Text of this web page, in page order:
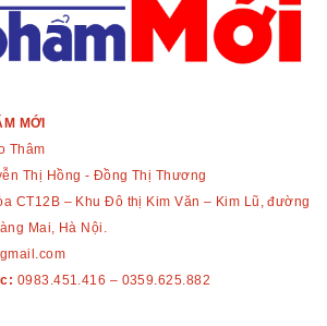
MỚI
Thâm
Thị Hồng - Đồng Thị Thương
CT12B – Khu Đô thị Kim Văn – Kim Lũ, đường
Mai, Hà Nội.
0983.451.416 – 0359.625.882